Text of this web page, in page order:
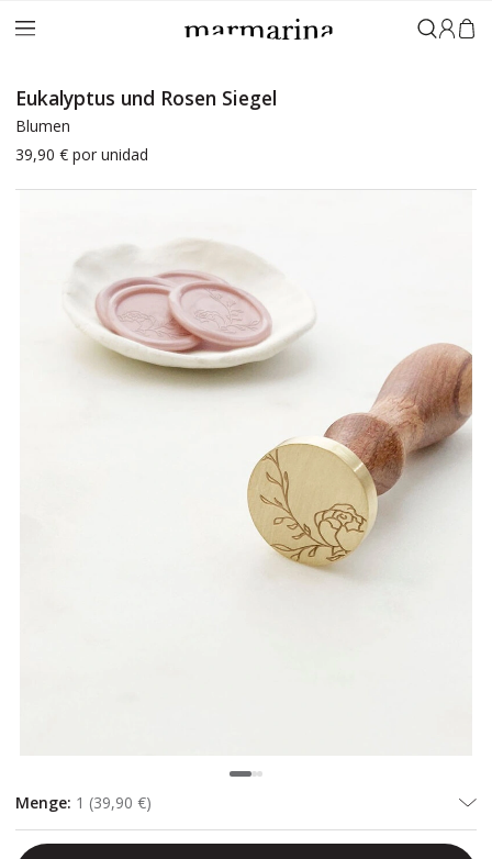
Eukalyptus und Rosen Siegel
Blumen
39,90 € por unidad
Menge: 1 (39,90 €)